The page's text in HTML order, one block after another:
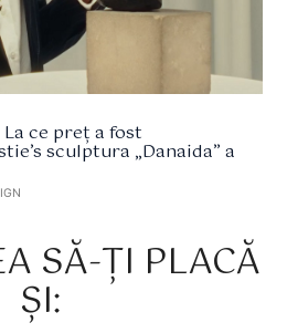
ce preț a fost
sculptura „Danaida” a
SĂ-ȚI PLACĂ
ȘI: